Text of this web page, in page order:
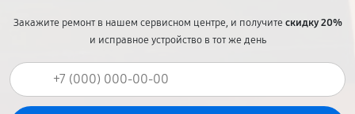
Закажите ремонт в нашем сервисном центре, и получитескидку 20%
и исправное устройство в тот же день